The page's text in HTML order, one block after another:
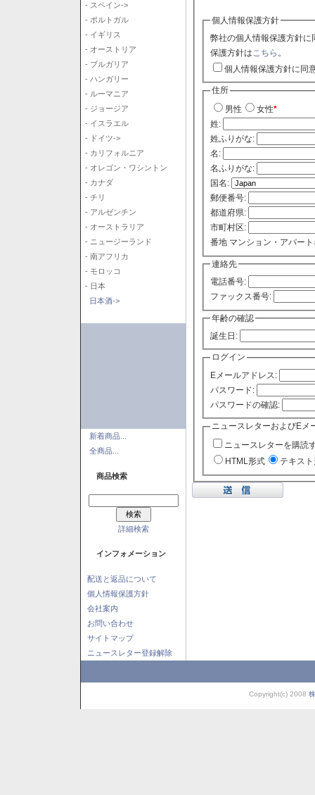
- スペイン->
- ポルトガル
- イギリス
- オーストリア
- ブルガリア
- ハンガリー
- ルーマニア
- ジョージア
- イスラエル
- ドイツ->
- カリフォルニア
- オレゴン・ワシントン
- カナダ
- チリ
- アルゼンチン
- オーストラリア
- ニュージーランド
- 南アフリカ
- モロッコ
- 日本
日本酒->
新着商品...
全商品...
商品検索
詳細検索
インフォメーション
配送と返品について
個人情報保護方針
会社案内
お問い合わせ
サイトマップ
ニュースレター登録解除
個人情報保護方針
弊社の個人情報保護方針
保護方針は こちら 。
個人情報保護方針に同
住所
男性
女性*
姓:
姓ふりがな:
名:
名ふりがな:
国名:
郵便番号:
都道府県:
市町村区:
番地 マンション・アパート
連絡先
電話番号:
ファックス番号:
年齢の確認
誕生日:
ログイン
Eメールアドレス:
パスワード:
パスワードの確認:
ニュースレターおよびEメ
ニュースレターを購読
HTML形式
テキス
Copyright(c) 2008